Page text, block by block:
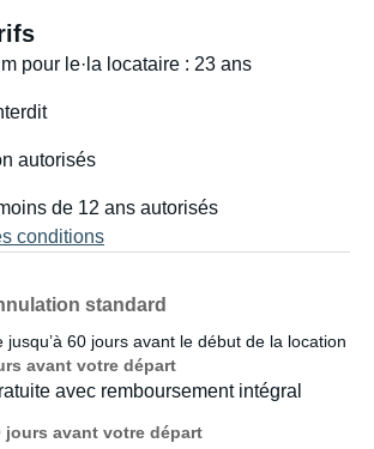
24 pouces pivotant dans la
la chambre et chauffage soufflant pour
pour le·la locataire : 23 ans
autorisés
de 12 ans autorisés
conditions
standard
jusqu’à 60 jours avant le début de la location
avant votre départ
avec remboursement intégral
jours avant votre départ